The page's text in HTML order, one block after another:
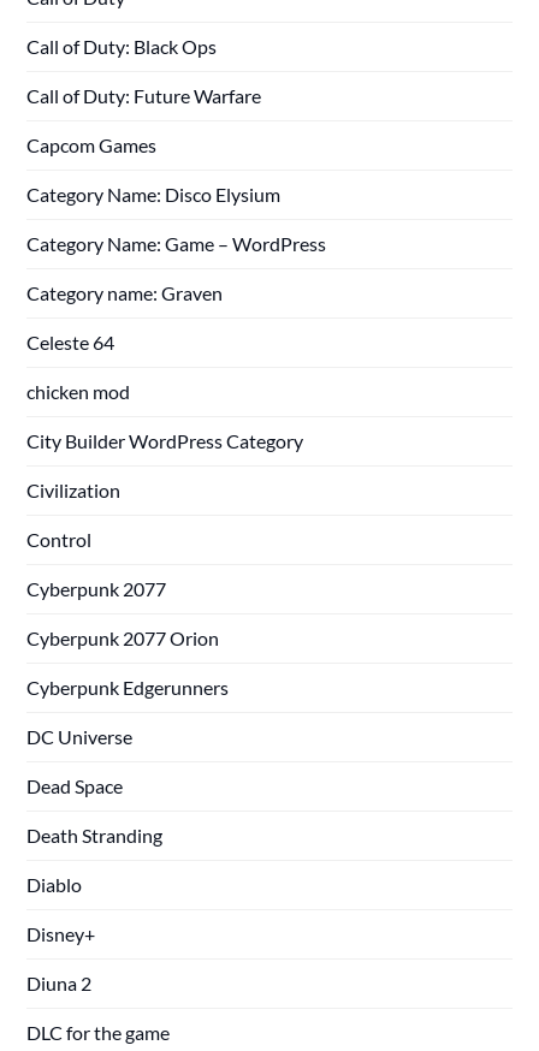
Call of Duty: Black Ops
Call of Duty: Future Warfare
Capcom Games
Category Name: Disco Elysium
Category Name: Game – WordPress
Category name: Graven
Celeste 64
chicken mod
City Builder WordPress Category
Civilization
Control
Cyberpunk 2077
Cyberpunk 2077 Orion
Cyberpunk Edgerunners
DC Universe
Dead Space
Death Stranding
Diablo
Disney+
Diuna 2
DLC for the game